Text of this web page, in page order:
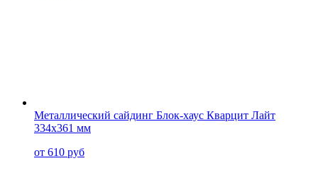
Металлический сайдинг Блок-хаус Кварцит Лайт
334x361 мм
от 610 руб